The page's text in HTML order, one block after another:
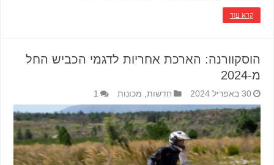
קרא עוד
הוסקוורנה: הארכת אחריות לדגמי הכביש החל
מ-2024
30 באפריל 2024 חדשות, מכונות 1